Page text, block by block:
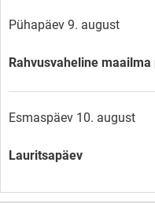
Pühapäev 9. august
Rahvusvaheline
Esmaspäev 10. august
Lauritsapäev